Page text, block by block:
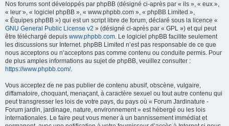
Nos forums sont développés par phpBB (désigné ci-après par « ils », « eux »,
« leur », « logiciel phpBB », « www.phpbb.com », « phpBB Limited »,
« Équipes phpBB ») qui est un script libre de forum, déclaré sous la licence «
GNU General Public License v2 » (désigné ci-après par « GPL ») et qui peut
être téléchargé depuis www.phpbb.com. Le logiciel phpBB facilite seulement
les discussions sur Internet. phpBB Limited n’est pas responsable de ce que
nous acceptons ou n’acceptons pas comme contenu ou conduite permis. Pour
de plus amples informations au sujet de phpBB, veuillez consulter :
https://www.phpbb.com/.
Vous acceptez de ne pas publier de contenu abusif, obscène, vulgaire,
diffamatoire, choquant, menaçant, à caractère sexuel ou tout autre contenu qui
peut transgresser les lois de votre pays, du pays où « Forum Jardinature -
Forum jardin, jardinage, nature, environnement » est hébergé ou les lois
internationales. Le faire peut vous mener à un bannissement immédiat et